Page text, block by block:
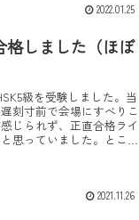
2022.01.25
格しました（ほぼ
級を受験しました。当
刻寸前で会場にすべりこ
じられず、正直合格ライ
思っていました。ところ
2021.11.26